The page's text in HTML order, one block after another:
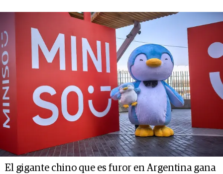
El gigante chino que es furor en Argentina gana